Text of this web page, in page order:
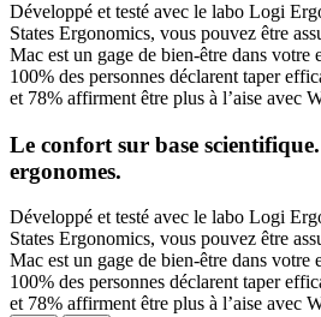
Développé et testé avec le labo Logi
States Ergonomics, vous pouvez être
Mac est un gage de bien-être dans votre
100% des personnes déclarent taper
et 78% affirment être plus à l’aise avec
Le confort sur base
ergonomes.
Développé et testé avec le labo Logi
States Ergonomics, vous pouvez être
Mac est un gage de bien-être dans votre
100% des personnes déclarent taper
et 78% affirment être plus à l’aise avec